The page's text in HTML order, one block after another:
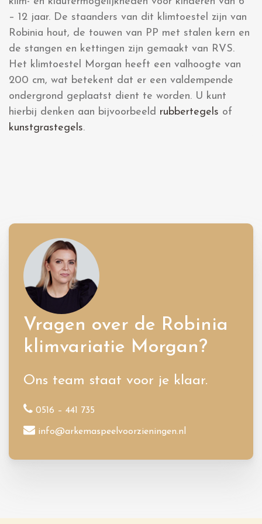
– 12 jaar. De staanders van dit klimtoestel zijn van
Robinia hout, de touwen van PP met stalen kern en
de stangen en kettingen zijn gemaakt van RVS.
Het klimtoestel Morgan heeft een valhoogte van
200 cm, wat betekent dat er een valdempende
ondergrond geplaatst dient te worden. U kunt
hierbij denken aan bijvoorbeeld rubbertegels of
kunstgrastegels.
Vragen over de Robinia
klimvariatie Morgan?
Ons team staat voor je klaar.
0516 – 441 735
info@arkemaspeelvoorzieningen.nl